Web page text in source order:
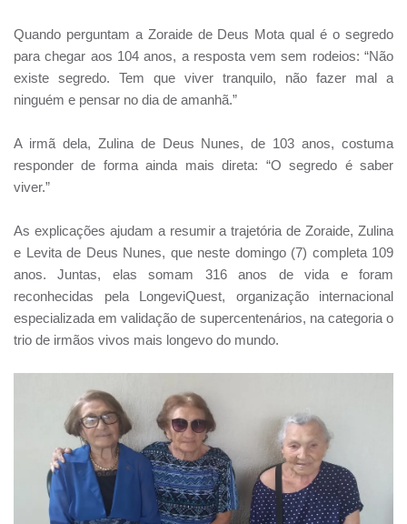
Quando perguntam a Zoraide de Deus Mota qual é o segredo
para chegar aos 104 anos, a resposta vem sem rodeios: “Não
existe segredo. Tem que viver tranquilo, não fazer mal a
ninguém e pensar no dia de amanhã.”
A irmã dela, Zulina de Deus Nunes, de 103 anos, costuma
responder de forma ainda mais direta: “O segredo é saber
viver.”
As explicações ajudam a resumir a trajetória de Zoraide, Zulina
e Levita de Deus Nunes, que neste domingo (7) completa 109
anos. Juntas, elas somam 316 anos de vida e foram
reconhecidas pela LongeviQuest, organização internacional
especializada em validação de supercentenários, na categoria o
trio de irmãos vivos mais longevo do mundo.